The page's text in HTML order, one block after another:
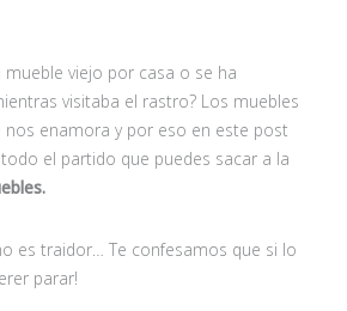
viejo por casa o se ha
visitaba el rastro? Los muebles
nos enamora y por eso en este post
el partido que puedes sacar a la
es traidor… Te confesamos que si lo
parar!